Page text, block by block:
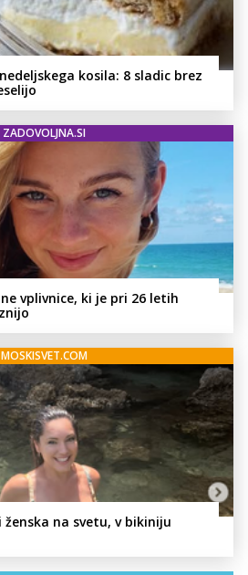
kosila: 8 sladic brez
ZADOVOLJNA.SI
vplivnice, ki je pri 26 letih
MOSKISVET.COM
ženska na svetu, v bikiniju